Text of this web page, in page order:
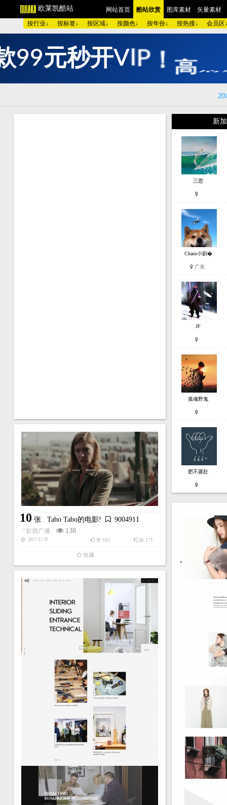
欧莱凯酷站 网站首页 酷站欣赏 图库素材
矢量素
按行业↓
按标签↓ 按区域↓ 按颜色↓ 按年份↓ 按热搜↓ 会
图 库： 欧美酷图 平面设计 艺术摄影 包装设计 时装展示
颜 色 >> 黑色酷站 白色酷站 红色酷站 蓝色酷站
美容化妆
购物商店 网络游戏 个人网站 集团企业 酒店宾馆
数码相机 珠宝首饰
蓝色模板 紫色模板
欧莱凯APP端下载
99元秒开V P！ 高清
新
三思
Chaos小剧�
广东
JF
孤魂野鬼
肥不露肚
10 张 Tabo Tabo的电影! : 9004911
↗ 影视广播 138
2017-12-30 踩 171
赞 185
收藏